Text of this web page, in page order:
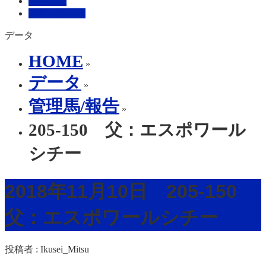
データ
HOME »
データ »
管理馬/報告 »
205-150 父：エスポワール
シチー
2018年11月10日 205-150
父：エスポワールシチー
投稿者 : Ikusei_Mitsu